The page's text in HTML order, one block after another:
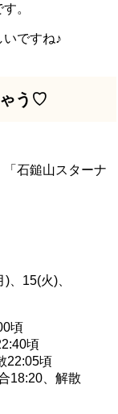
。
ですね♪
ゃう♡
石鎚山スターナ
、15(火)、
頃
頃
22:05頃
18:20、解散